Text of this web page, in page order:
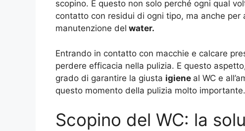
scopino. E questo non solo perché ogni qual
contatto con residui di ogni tipo, ma anche
manutenzione del water.
Entrando in contatto con macchie e calcare
perdere efficacia nella pulizia. E questo
grado di garantire la giusta igiene al WC e
questo momento della pulizia molto importante.
Scopino del WC: la